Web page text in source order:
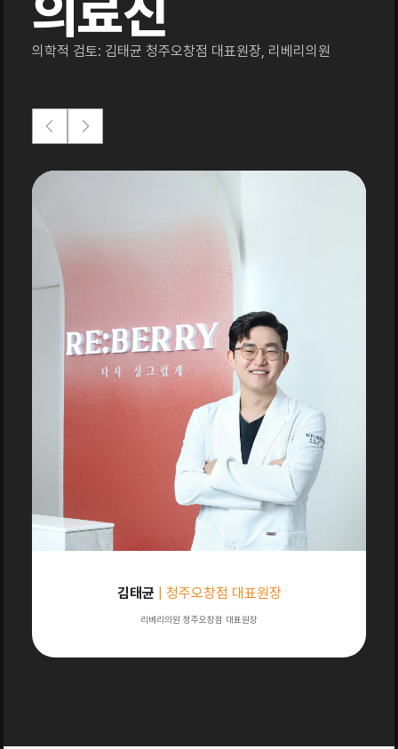
의료진
의학적 검토: 김태균 청주오창점 대표원장, 리베리의원
김태균 | 청주오창점 대표원장
리베리의원 청주오창점 대표원장